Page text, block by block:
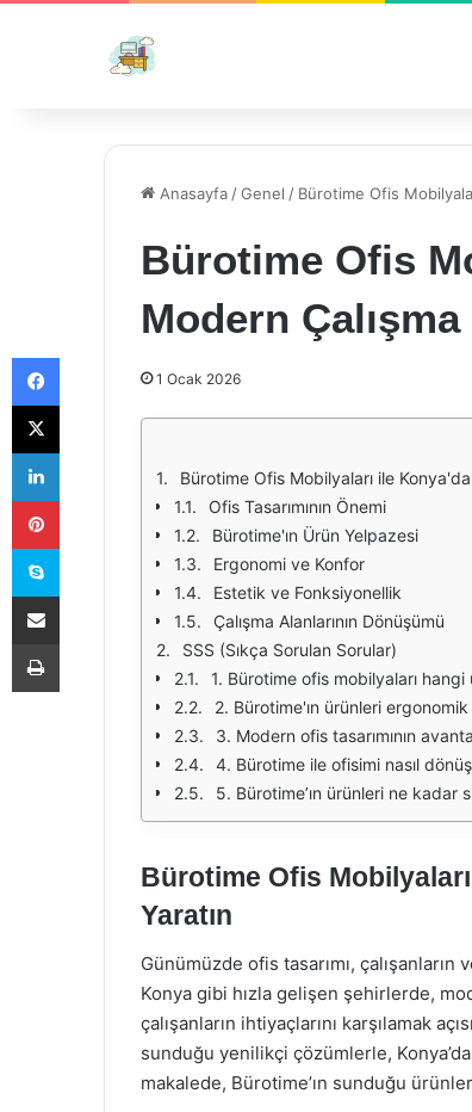
Anasayfa /Genel / Bürotime Ofis
Bürotime Ofis
Modern Çalışma
1 Ocak 2026
Bürotime Ofis Mobilyaları ile Konya'da
Ofis Tasarımının Önemi
Bürotime'ın Ürün Yelpazesi
Ergonomi ve Konfor
Estetik ve Fonksiyonellik
Çalışma Alanlarının Dönüşümü
SSS (Sıkça Sorulan Sorular)
1. Bürotime ofis mobilyaları
2. Bürotime'ın ürünleri
3. Modern ofis tasarımının
4. Bürotime ile ofisimi nasıl
5. Bürotime’ın ürünleri ne kadar
Bürotime Ofis
Yaratın
Günümüzde ofis tasarımı,
Konya gibi hızla gelişen şehirlerde,
çalışanların ihtiyaçlarını karşılamak
sunduğu yenilikçi çözümlerle,
makalede, Bürotime’ın sunduğu
Facebook
X
LinkedIn
Pinterest
Skype
E-Posta ile paylaş